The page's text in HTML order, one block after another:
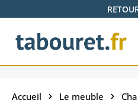
Passer au contenu principal
Accueil Le meuble